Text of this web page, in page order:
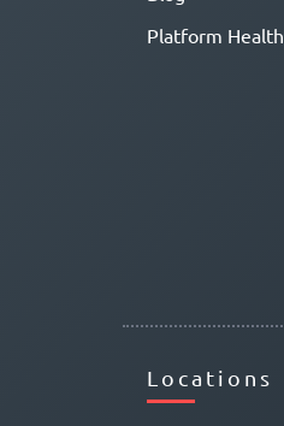
Platform Health
Locations